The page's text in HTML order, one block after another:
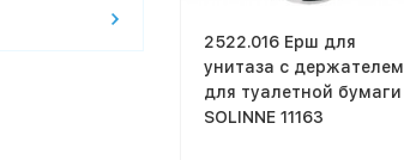
2522.016 Ерш для
унитаза с держателем
для туалетной бумаги
SOLINNE 11163